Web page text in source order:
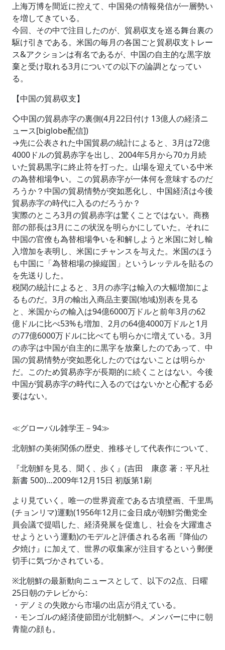
上海万博を間近に控えて、中国発の情報発信が一層勢い
を増してきている。
今回、その中で注目したのが、貿易収支を巡る舞台裏の
駆け引きである。米国の毎月の各国ごと貿易収支トレー
ス&アクションは有名であるが、中国の自主的な黒字放
棄と受け取れる3月についての以下の論調となってい
る。
【中国の貿易収支】
◇中国の貿易赤字の裏側(4月22日付け 13億人の経済ニ
ュース[biglobe配信])
→先に公表された中国貿易の統計によると、3月は72億
4000ドルの貿易赤字を出し、2004年5月から70カ月続
いた貿易黒字に終止符を打った。山場を迎えている中米
の為替相場争い。この貿易赤字が一体何を意味するのだ
ろうか？中国の貿易情勢が突如悪化し、中国経済は今後
貿易赤字の時代に入るのだろうか？
実際のところ3月の貿易赤字は驚くことではない。商務
部の部長は3月にこの状況を明らかにしていた。それに
中国の官僚も為替相場争いを和解しようと米国に対し輸
入増加を表明し、米国にチャンスを与えた。米国のほう
も中国に「為替相場の操縦国」というレッテルを貼るの
を先送りした。
税関の統計によると、3月の赤字は輸入の大幅増加によ
るものだ。3月の輸出入商品主要国(地域)別表を見る
と、米国からの輸入は94億6000万ドルと前年3月の62
億ドルに比べ53%も増加、2月の64億4000万ドルと1月
の77億6000万ドルに比べても明らかに増えている。3月
の赤字は中国が自主的に黒字を放棄したのであって、中
国の貿易情勢が突如悪化したのではないことは明らか
だ。このため貿易赤字が長期的に続くことはない。今後
中国が貿易赤字の時代に入るのではないかと心配する必
要はない。
≪グローバル雑学王－94≫
北朝鮮の美術関係の歴史、推移そして代表作について、
『北朝鮮を見る、聞く、歩く』(吉田 康彦 著：平凡社
新書 500)…2009年12月15日 初版第1刷
より見ていく。唯一の世界資産である古墳壁画、千里馬
(チョンリマ)運動(1956年12月に金日成が朝鮮労働党全
員会議で提唱した、経済発展を促進し、社会を大躍進さ
せようという運動)のモデルと評価される名画『降仙の
夕焼け』に加えて、世界の収集家が注目するという郵便
切手に気づかされている。
※北朝鮮の最新動向ニュースとして、以下の2点、日曜
25日朝のテレビから:
・デノミの失敗から市場の出店が消えている。
・モンゴルの経済使節団が北朝鮮へ。メンバーに中に朝
青龍の顔も。